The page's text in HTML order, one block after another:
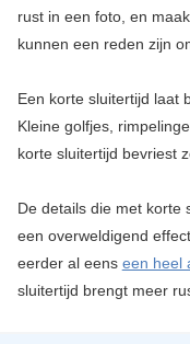
rust in een foto, en
kunnen een reden zijn
Een korte sluitertijd laat
Kleine golfjes,
korte sluitertijd bevriest
De details die met korte
een overweldigend
eerder al eens een heel
sluitertijd brengt meer